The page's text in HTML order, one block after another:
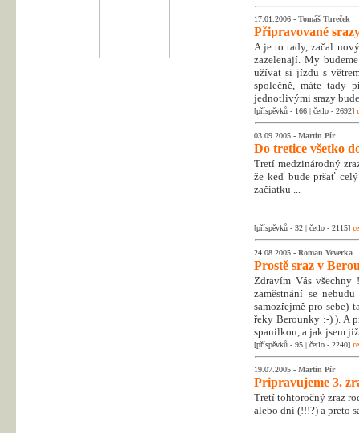
17.01.2006 - Tomáš Tureček
Připravované
A je to tady, začal
zazelenají. My
užívat si jízdu s
společně, máte tady
jednotlivými srazy
[příspěvků - 166 | četlo - 2692]
03.09.2005 - Martin Pír
Do tretice všetko
Tretí medzinárodný
že keď bude pršať
začiatku ...
[příspěvků - 32 | četlo - 2115]
24.08.2005 - Roman Veverka
Prostě sraz v
Zdravím Vás
zaměstnání se
samozřejmě pro
řeky Berounky :-) ). A
spanilkou, a jak jsem
[příspěvků - 95 | četlo - 2240]
19.07.2005 - Martin Pír
Pripravujeme 3.
Tretí tohtoročný zraz
alebo dní (!!!?) a preto